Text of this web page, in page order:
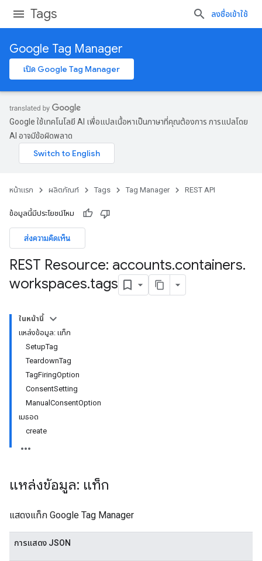
Tags ลงชื่อเข้าใช้
Google Tag Manager
เปิด Google Tag Manager
Google ใช้เทคโนโลยี AI เพื่อแปลเนื้อหาเป็นภาษาที่คุณต้องการ การแปลโดย
AI อาจมีข้อผิดพลาด
หน้าแรก ผลิตภัณฑ์ Tags Tag Manager REST API
ข้อมูลนี้มีประโยชน์ไหม
ส่งความคิดเห็น
REST Resource: accounts.containers.
workspaces.tags
ในหน้านี้
แหล่งข้อมูล: แท็ก
SetupTag
TeardownTag
TagFiringOption
ConsentSetting
ManualConsentOption
เมธอด
create
แหล่งข้อมูล: แท็ก
แสดงแท็ก Google Tag Manager
การแสดง JSON